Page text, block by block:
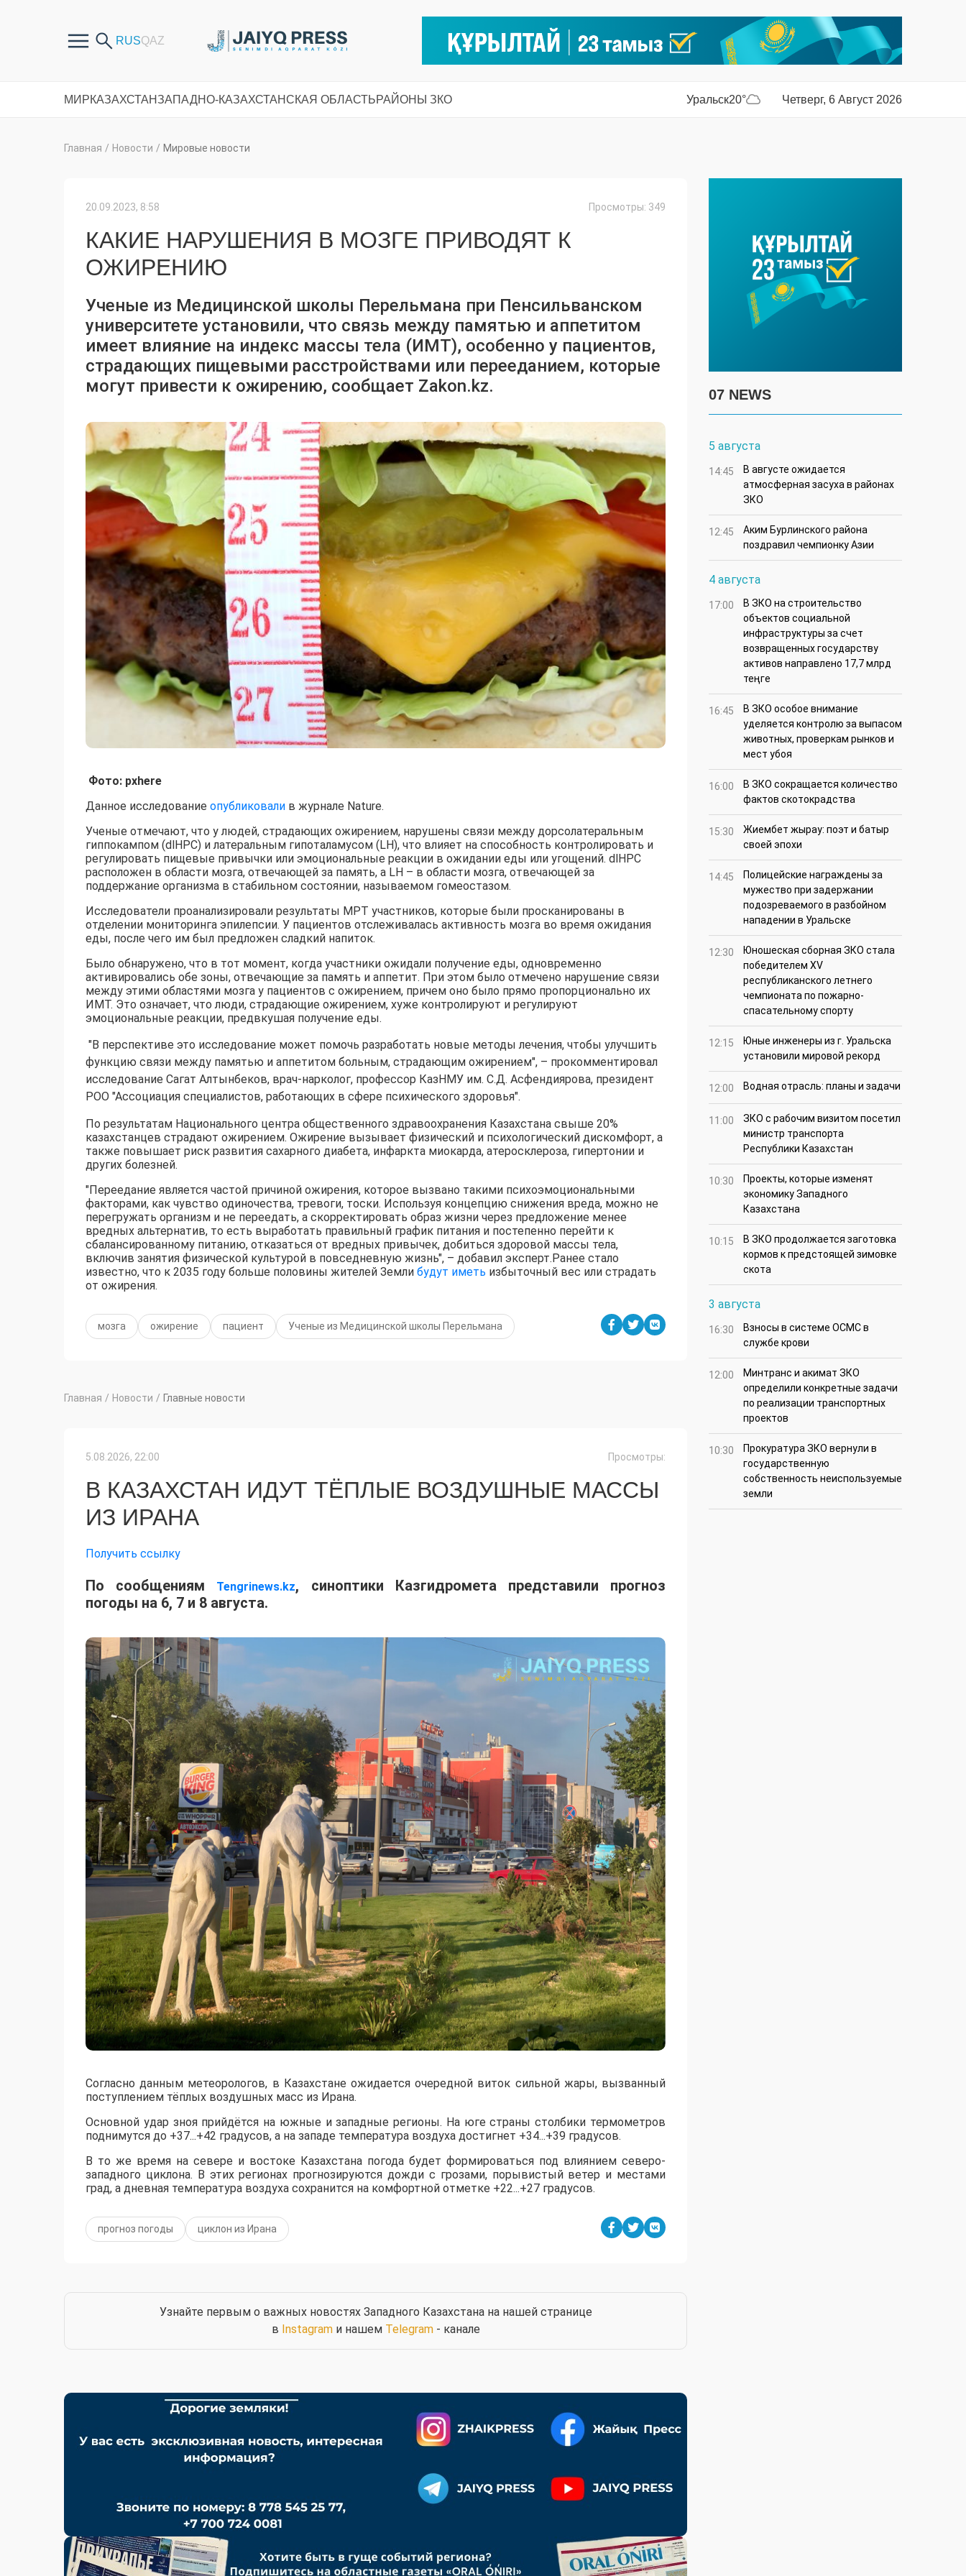
МИРКАЗАХСТАНЗАПАДНО-КАЗАХСТАНСКАЯ ОБЛАСТЬРАЙОНЫ ЗКО Уральск20° Четверг, 6 Август 2026
Главная / Новости / Мировые новости
20.09.2023, 8:58 Просмотры: 349
КАКИЕ НАРУШЕНИЯ В МОЗГЕ ПРИВОДЯТ К
ОЖИРЕНИЮ
Ученые из Медицинской школы Перельмана при Пенсильванском
университете установили, что связь между памятью и аппетитом
имеет влияние на индекс массы тела (ИМТ), особенно у пациентов,
страдающих пищевыми расстройствами или перееданием, которые
могут привести к ожирению, сообщает Zakon.kz.
Фото: pxhere
Данное исследование опубликовали в журнале Nature.
Ученые отмечают, что у людей, страдающих ожирением, нарушены связи между дорсолатеральным
гиппокампом (dlHPC) и латеральным гипоталамусом (LH), что влияет на способность контролировать и
регулировать пищевые привычки или эмоциональные реакции в ожидании еды или угощений. dlHPC
расположен в области мозга, отвечающей за память, а LH – в области мозга, отвечающей за
поддержание организма в стабильном состоянии, называемом гомеостазом.
Исследователи проанализировали результаты МРТ участников, которые были просканированы в
отделении мониторинга эпилепсии. У пациентов отслеживалась активность мозга во время ожидания
еды, после чего им был предложен сладкий напиток.
Было обнаружено, что в тот момент, когда участники ожидали получение еды, одновременно
активировались обе зоны, отвечающие за память и аппетит. При этом было отмечено нарушение связи
между этими областями мозга у пациентов с ожирением, причем оно было прямо пропорционально их
ИМТ. Это означает, что люди, страдающие ожирением, хуже контролируют и регулируют
эмоциональные реакции, предвкушая получение еды.
"В перспективе это исследование может помочь разработать новые методы лечения, чтобы улучшить
функцию связи между памятью и аппетитом больным, страдающим ожирением", – прокомментировал
исследование Сагат Алтынбеков, врач-нарколог, профессор КазНМУ им. С.Д. Асфендиярова, президент
РОО "Ассоциация специалистов, работающих в сфере психического здоровья".
По результатам Национального центра общественного здравоохранения Казахстана свыше 20%
казахстанцев страдают ожирением. Ожирение вызывает физический и психологический дискомфорт, а
также повышает риск развития сахарного диабета, инфаркта миокарда, атеросклероза, гипертонии и
других болезней.
"Переедание является частой причиной ожирения, которое вызвано такими психоэмоциональными
факторами, как чувство одиночества, тревоги, тоски. Используя концепцию снижения вреда, можно не
перегружать организм и не переедать, а скорректировать образ жизни через предложение менее
вредных альтернатив, то есть выработать правильный график питания и постепенно перейти к
сбалансированному питанию, отказаться от вредных привычек, добиться здоровой массы тела,
включив занятия физической культурой в повседневную жизнь", – добавил эксперт.Ранее стало
известно, что к 2035 году больше половины жителей Земли будут иметь избыточный вес или страдать
от ожирения.
мозга ожирение пациент Ученые из Медицинской школы Перельмана
Главная / Новости / Главные новости
5.08.2026, 22:00 Просмотры:
В КАЗАХСТАН ИДУТ ТЁПЛЫЕ ВОЗДУШНЫЕ МАССЫ
ИЗ ИРАНА
Получить ссылку
По сообщениям Tengrinews.kz, синоптики Казгидромета представили прогноз
погоды на 6, 7 и 8 августа.
Согласно данным метеорологов, в Казахстане ожидается очередной виток сильной жары, вызванный
поступлением тёплых воздушных масс из Ирана.
​Основной удар зноя прийдётся на южные и западные регионы. На юге страны столбики термометров
поднимутся до +37...+42 градусов, а на западе температура воздуха достигнет +34...+39 градусов.
​В то же время на севере и востоке Казахстана погода будет формироваться под влиянием северо-
западного циклона. В этих регионах прогнозируются дожди с грозами, порывистый ветер и местами
град, а дневная температура воздуха сохранится на комфортной отметке +22...+27 градусов.
прогноз погоды циклон из Ирана
Узнайте первым о важных новостях Западного Казахстана на нашей странице
в Instagramи нашем Telegram- канале
07 NEWS
5 августа
14:45
В августе ожидается
атмосферная засуха в районах
ЗКО
12:45
Аким Бурлинского района
поздравил чемпионку Азии
4 августа
17:00
В ЗКО на строительство
объектов социальной
инфраструктуры за счет
возвращенных государству
активов направлено 17,7 млрд
теңге
16:45
В ЗКО особое внимание
уделяется контролю за выпасом
животных, проверкам рынков и
мест убоя
16:00
В ЗКО сокращается количество
фактов скотокрадства
15:30
Жиембет жырау: поэт и батыр
своей эпохи
14:45
Полицейские награждены за
мужество при задержании
подозреваемого в разбойном
нападении в Уральске
12:30
Юношеская сборная ЗКО стала
победителем XV
республиканского летнего
чемпионата по пожарно-
спасательному спорту
12:15
Юные инженеры из г. Уральска
установили мировой рекорд
12:00 Водная отрасль: планы и задачи
11:00
ЗКО с рабочим визитом посетил
министр транспорта
Республики Казахстан
10:30
Проекты, которые изменят
экономику Западного
Казахстана
10:15
В ЗКО продолжается заготовка
кормов к предстоящей зимовке
скота
3 августа
16:30
Взносы в системе ОСМС в
службе крови
12:00
Минтранс и акимат ЗКО
определили конкретные задачи
по реализации транспортных
проектов
10:30
Прокуратура ЗКО вернули в
государственную
собственность неиспользуемые
земли